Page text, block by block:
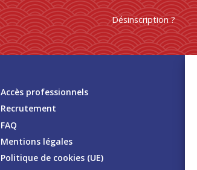
Désinscription ?
Accès professionnels
Recrutement
FAQ
Mentions légales
Politique de cookies (UE)